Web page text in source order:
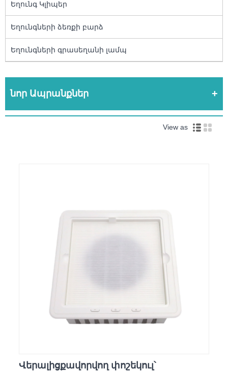
Եղունգ Կլիպեր
Եղունգների ձեռքի բարձ
Եղունգների գրասեղանի լամպ
նոր Ապրանքներ
View as
Վերալիցքավորվող փոշեկուլ՝